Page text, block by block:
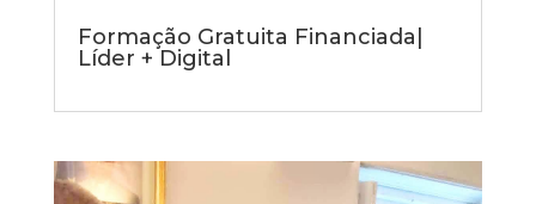
Formação Gratuita Financiada|
Líder + Digital